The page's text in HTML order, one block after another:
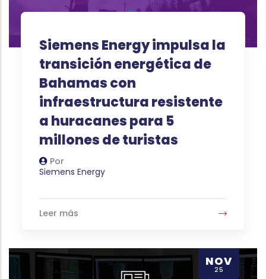
Siemens Energy impulsa la
transición energética de
Bahamas con
infraestructura resistente
a huracanes para 5
millones de turistas
Por
Autor
Siemens Energy
Leer más
NOV
25